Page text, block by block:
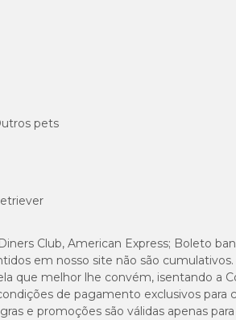
pets
Club, American Express; Boleto
em nosso site não são
que melhor lhe convém, isentando a
de pagamento exclusivos para
e promoções são válidas apenas